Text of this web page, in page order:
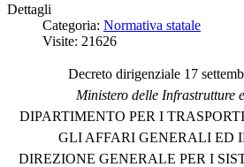
Dettagli
Categoria: Normativa statale
Visite: 21626
Decreto dirigenziale 17
Ministero delle Infrastrutture
DIPARTIMENTO PER I
GLI AFFARI GENERALI ED
DIREZIONE GENERALE PER I